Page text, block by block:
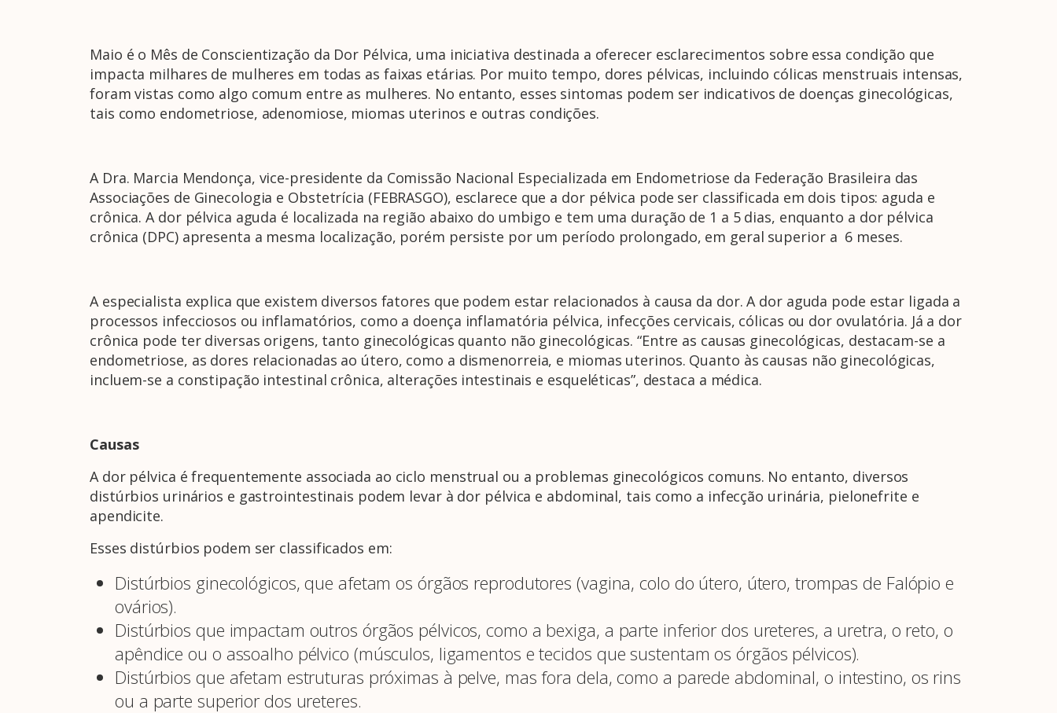
Maio é o Mês de Conscientização da Dor Pélvica, uma iniciativa destinada a oferecer esclarecimentos sobre essa condição que
impacta milhares de mulheres em todas as faixas etárias. Por muito tempo, dores pélvicas, incluindo cólicas menstruais intensas,
foram vistas como algo comum entre as mulheres. No entanto, esses sintomas podem ser indicativos de doenças ginecológicas,
tais como endometriose, adenomiose, miomas uterinos e outras condições.
A Dra. Marcia Mendonça, vice-presidente da Comissão Nacional Especializada em Endometriose da Federação Brasileira das
Associações de Ginecologia e Obstetrícia (FEBRASGO), esclarece que a dor pélvica pode ser classificada em dois tipos: aguda e
crônica. A dor pélvica aguda é localizada na região abaixo do umbigo e tem uma duração de 1 a 5 dias, enquanto a dor pélvica
crônica (DPC) apresenta a mesma localização, porém persiste por um período prolongado, em geral superior a 6 meses.
A especialista explica que existem diversos fatores que podem estar relacionados à causa da dor. A dor aguda pode estar ligada a
processos infecciosos ou inflamatórios, como a doença inflamatória pélvica, infecções cervicais, cólicas ou dor ovulatória. Já a dor
crônica pode ter diversas origens, tanto ginecológicas quanto não ginecológicas. “Entre as causas ginecológicas, destacam-se a
endometriose, as dores relacionadas ao útero, como a dismenorreia, e miomas uterinos. Quanto às causas não ginecológicas,
incluem-se a constipação intestinal crônica, alterações intestinais e esqueléticas”, destaca a médica.
Causas
A dor pélvica é frequentemente associada ao ciclo menstrual ou a problemas ginecológicos comuns. No entanto, diversos
distúrbios urinários e gastrointestinais podem levar à dor pélvica e abdominal, tais como a infecção urinária, pielonefrite e
apendicite.
Esses distúrbios podem ser classificados em:
Distúrbios ginecológicos, que afetam os órgãos reprodutores (vagina, colo do útero, útero, trompas de Falópio e
ovários).
Distúrbios que impactam outros órgãos pélvicos, como a bexiga, a parte inferior dos ureteres, a uretra, o reto, o
apêndice ou o assoalho pélvico (músculos, ligamentos e tecidos que sustentam os órgãos pélvicos).
Distúrbios que afetam estruturas próximas à pelve, mas fora dela, como a parede abdominal, o intestino, os rins
ou a parte superior dos ureteres.